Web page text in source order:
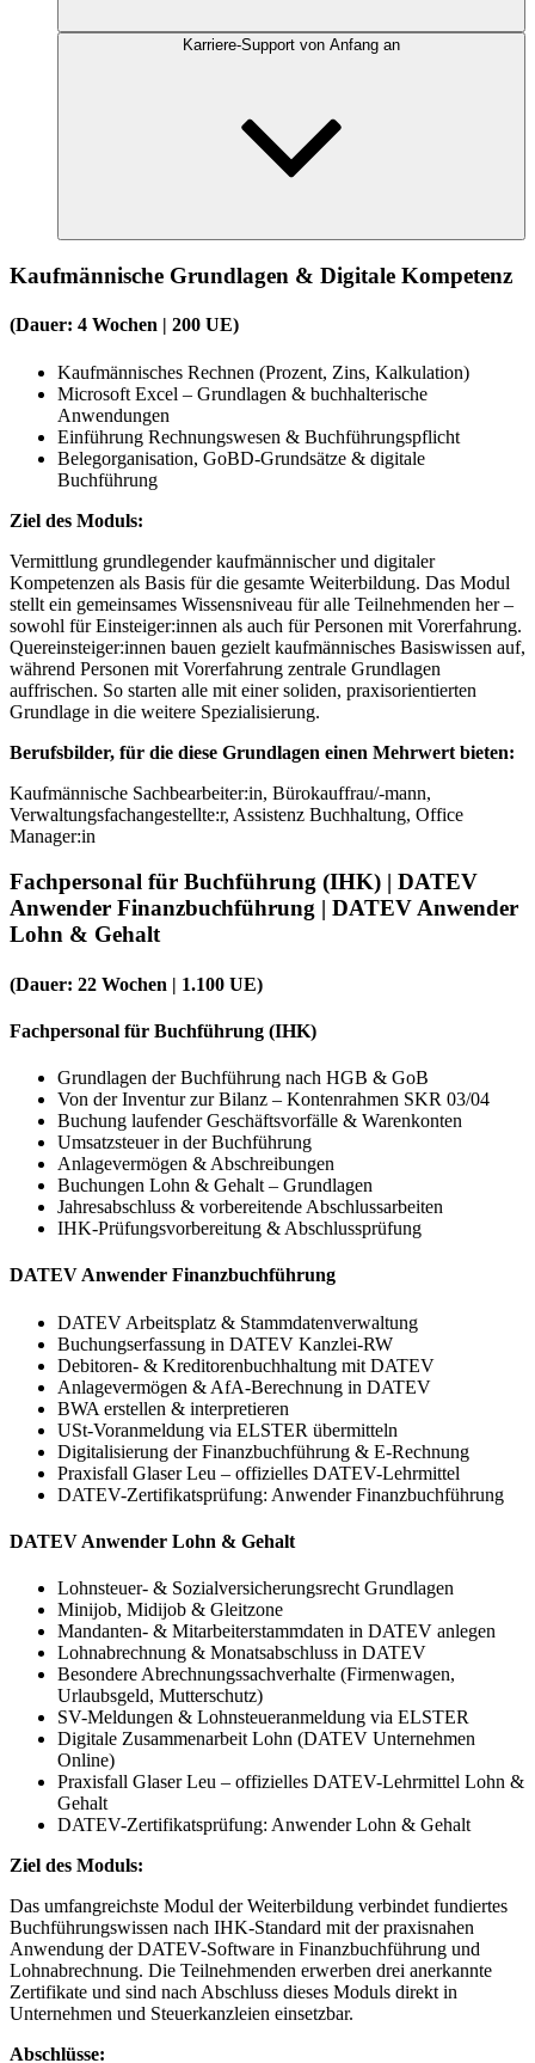
Karriere-Support von Anfang an
Kaufmännische Grundlagen & Digitale Kompetenz
(Dauer: 4 Wochen | 200 UE)
Kaufmännisches Rechnen (Prozent, Zins, Kalkulation)
Microsoft Excel – Grundlagen & buchhalterische
Anwendungen
Einführung Rechnungswesen & Buchführungspflicht
Belegorganisation, GoBD-Grundsätze & digitale
Buchführung
Ziel des Moduls:
Vermittlung grundlegender kaufmännischer und digitaler
Kompetenzen als Basis für die gesamte Weiterbildung. Das Modul
stellt ein gemeinsames Wissensniveau für alle Teilnehmenden her –
sowohl für Einsteiger:innen als auch für Personen mit Vorerfahrung.
Quereinsteiger:innen bauen gezielt kaufmännisches Basiswissen auf,
während Personen mit Vorerfahrung zentrale Grundlagen
auffrischen. So starten alle mit einer soliden, praxisorientierten
Grundlage in die weitere Spezialisierung.
Berufsbilder, für die diese Grundlagen einen Mehrwert bieten:
Kaufmännische Sachbearbeiter:in, Bürokauffrau/-mann,
Verwaltungsfachangestellte:r, Assistenz Buchhaltung, Office
Manager:in
Fachpersonal für Buchführung (IHK) | DATEV
Anwender Finanzbuchführung | DATEV Anwender
Lohn & Gehalt
(Dauer: 22 Wochen | 1.100 UE)
Fachpersonal für Buchführung (IHK)
Grundlagen der Buchführung nach HGB & GoB
Von der Inventur zur Bilanz – Kontenrahmen SKR 03/04
Buchung laufender Geschäftsvorfälle & Warenkonten
Umsatzsteuer in der Buchführung
Anlagevermögen & Abschreibungen
Buchungen Lohn & Gehalt – Grundlagen
Jahresabschluss & vorbereitende Abschlussarbeiten
IHK-Prüfungsvorbereitung & Abschlussprüfung
DATEV Anwender Finanzbuchführung
DATEV Arbeitsplatz & Stammdatenverwaltung
Buchungserfassung in DATEV Kanzlei-RW
Debitoren- & Kreditorenbuchhaltung mit DATEV
Anlagevermögen & AfA-Berechnung in DATEV
BWA erstellen & interpretieren
USt-Voranmeldung via ELSTER übermitteln
Digitalisierung der Finanzbuchführung & E-Rechnung
Praxisfall Glaser Leu – offizielles DATEV-Lehrmittel
DATEV-Zertifikatsprüfung: Anwender Finanzbuchführung
DATEV Anwender Lohn & Gehalt
Lohnsteuer- & Sozialversicherungsrecht Grundlagen
Minijob, Midijob & Gleitzone
Mandanten- & Mitarbeiterstammdaten in DATEV anlegen
Lohnabrechnung & Monatsabschluss in DATEV
Besondere Abrechnungssachverhalte (Firmenwagen,
Urlaubsgeld, Mutterschutz)
SV-Meldungen & Lohnsteueranmeldung via ELSTER
Digitale Zusammenarbeit Lohn (DATEV Unternehmen
Online)
Praxisfall Glaser Leu – offizielles DATEV-Lehrmittel Lohn &
Gehalt
DATEV-Zertifikatsprüfung: Anwender Lohn & Gehalt
Ziel des Moduls:
Das umfangreichste Modul der Weiterbildung verbindet fundiertes
Buchführungswissen nach IHK-Standard mit der praxisnahen
Anwendung der DATEV-Software in Finanzbuchführung und
Lohnabrechnung. Die Teilnehmenden erwerben drei anerkannte
Zertifikate und sind nach Abschluss dieses Moduls direkt in
Unternehmen und Steuerkanzleien einsetzbar.
Abschlüsse: